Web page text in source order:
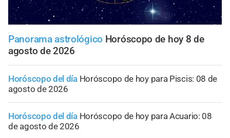
Panorama astrológico Horóscopo de hoy 8 de
agosto de 2026
Horóscopo del día Horóscopo de hoy para Piscis: 08 de
agosto de 2026
Horóscopo del día Horóscopo de hoy para Acuario: 08
de agosto de 2026